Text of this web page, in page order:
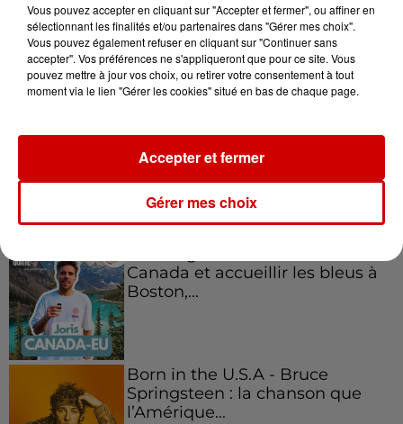
Podcasts Voir plus
Kelly Massol, figure
emblématique de
l'entrepreneuriat féminin
Canada et accueillir les bleus à
Boston,...
Born in the U.S.A - Bruce
Springsteen : la chanson que
l’Amérique...
Vous pouvez accepter en cliquant sur "Accepter et fermer", ou affiner en
sélectionnant les finalités et/ou partenaires dans "Gérer mes choix".
Vous pouvez également refuser en cliquant sur "Continuer sans
accepter". Vos préférences ne s'appliqueront que pour ce site. Vous
pouvez mettre à jour vos choix, ou retirer votre consentement à tout
moment via le lien "Gérer les cookies" situé en bas de chaque page.
Gérer mes choix
Accepter et fermer